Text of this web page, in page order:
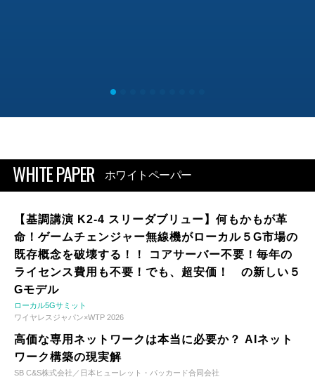
WHITE PAPER ホワイトペーパー
【基調講演 K2-4 スリーダブリュー】何もかもが革
命！ゲームチェンジャー無線機がローカル５G市場の
既存概念を破壊する！！ コアサーバー不要！毎年の
ライセンス費用も不要！でも、超安価！ の新しい５
Gモデル
ローカル5Gサミット
ワイヤレスジャパン×WTP 2026
高価な専用ネットワークは本当に必要か？ AIネット
ワーク構築の現実解
SB C&S株式会社／日本ヒューレット・パッカード合同会社